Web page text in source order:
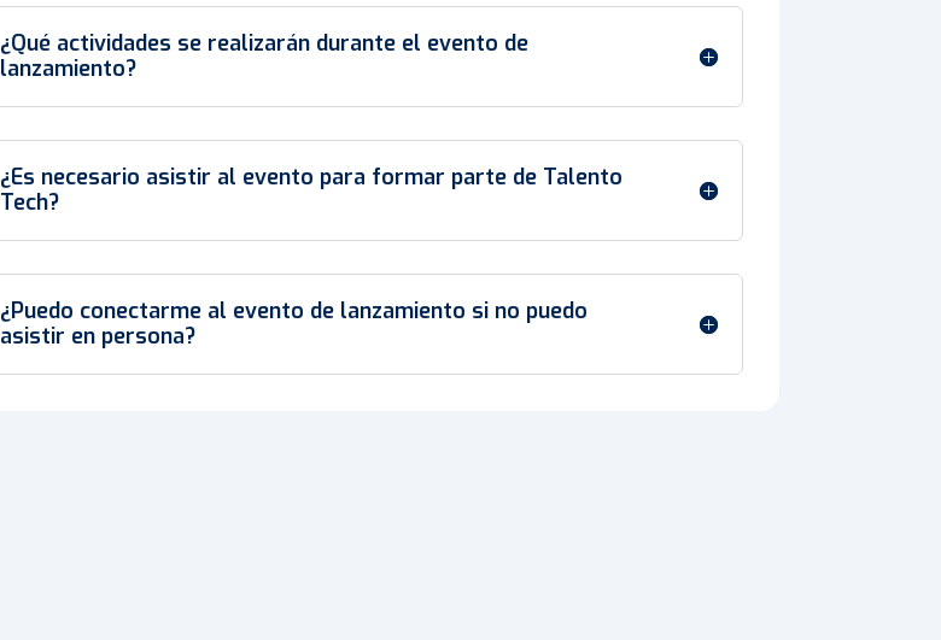
¿Qué actividades se realizarán durante el evento de
lanzamiento?
¿Es necesario asistir al evento para formar parte de Talento
Tech?
¿Puedo conectarme al evento de lanzamiento si no puedo
asistir en persona?